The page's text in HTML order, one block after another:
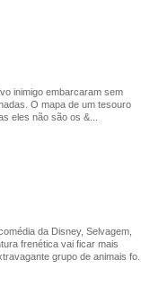
inimigo embarcaram sem
O mapa de um tesouro
eles não são os &...
da Disney, Selvagem,
frenética vai ficar mais
grupo de animais fo...